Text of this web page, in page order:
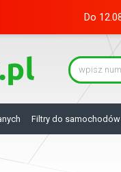
Do
Filtry do